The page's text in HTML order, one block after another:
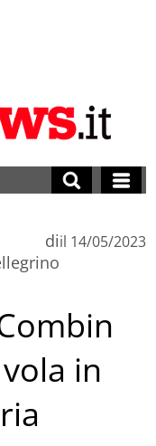
diil 14/05/2023
in